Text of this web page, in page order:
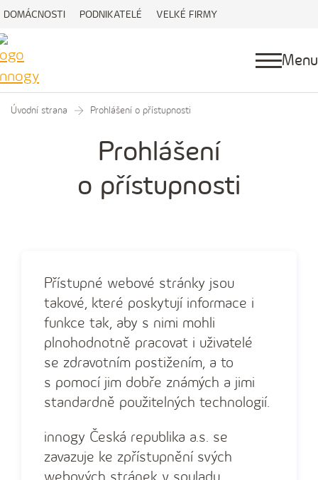
DOMÁCNOSTI PODNIKATELÉ VELKÉ FIRMY
Menu
Úvodní strana Prohlášení o přístupnosti
Prohlášení
o přístupnosti
Přístupné webové stránky jsou
takové, které poskytují informace i
funkce tak, aby s nimi mohli
plnohodnotně pracovat i uživatelé
se zdravotním postižením, a to
s pomocí jim dobře známých a jimi
standardně použitelných technologií.
innogy Česká republika a.s. se
zavazuje ke zpřístupnění svých